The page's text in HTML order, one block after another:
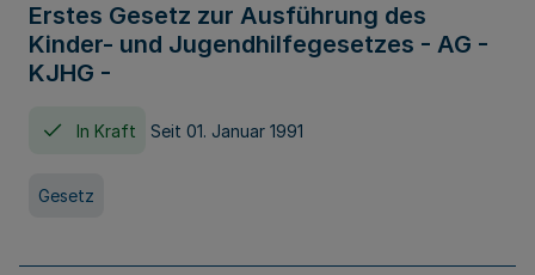
Erstes Gesetz zur Ausführung des
Kinder- und Jugendhilfegesetzes - AG -
KJHG -
In Kraft Seit 01. Januar 1991
Gesetz